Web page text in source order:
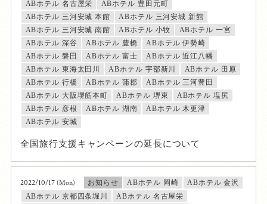
ABホテル 名古屋栄
ABホテル 豊田元町
ABホテル 三河安城 本館
ABホテル 三河安城 新館
ABホテル 三河安城 南館
ABホテル 小牧
ABホテル 一宮
ABホテル 深谷
ABホテル 豊橋
ABホテル 伊勢崎
ABホテル 磐田
ABホテル 富士
ABホテル 近江八幡
ABホテル 東海太田川
ABホテル 宇部新川
ABホテル 田原
ABホテル 行橋
ABホテル 蒲郡
ABホテル 三河豊田
ABホテル 大阪堺筋本町
ABホテル 堺東
ABホテル 塩尻
ABホテル 彦根
ABホテル 湖南
ABホテル 木更津
ABホテル 安城
全国旅行支援キャンペーンの延長について
2022/10/17(Mon) お知らせ ABホテル 岡崎
ABホテル 金沢
ABホテル 京都四条堀川
ABホテル 名古屋栄